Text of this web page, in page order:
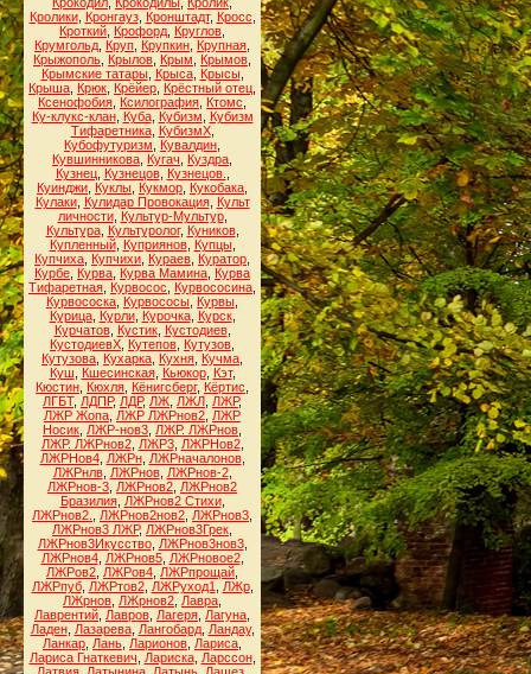
Кролики, Кронгауз, Кронштадт, Кросс
Кроткий Крофорд Круглов
Крумгольд Круп Крупкин Крупная
Крыжополь Крылов Крым Крымов
Крымские татары, Крыса, Крысы,
Крыша Крюк Крёйер Крёстный отец
Ксенофобия Ксилография Ктомс
Ку-клукс-клан, Куба, Кубизм
Кубизм
Тифаретника, КубизмХ,
Кубофутуризм
Кувалдин
Кувшинникова Кугач Куздра
Кузнец, Кузнецов, Кузнецов.
Куинджи Куклы Кукмор Кукобака
Кулаки, Кулидар Провокация, Культ
личности, Культур-Мультур,
Культура, Культуролог, Куников,
Купленный, Куприянов, Купцы,
Купчиха Купчихи Кураев Куратор
Курбе Курва Курва Мамина Курва
Тифаретная Курвосос Курвососина
Курвососка Курвососы Курвы
Курица, Курли, Курочка, Курск,
Курчатов, Кустик, Кустодиев,
КустодиевХ Кутепов Кутузов
Кутузова Кухарка Кухня Кучма
Куш
Кшесинская, Кьюкор, Кэт,
Кюстин Кюхля Кёнигсберг, Кёртис
ЛГБТ, ЛДПР, ЛДР, ЛЖ ЛЖЛ ЛЖР,
ЛЖР Жопа ЛЖР ЛЖРнов2 ЛЖР
Носик ЛЖР-нов3 ЛЖР. ЛЖРнов
ЛЖР. ЛЖРнов2, ЛЖР3, ЛЖРНов2,
ЛЖРНов4, ЛЖРн, ЛЖРначалонов,
ЛЖРнлв, ЛЖРнов, ЛЖРнов-2,
ЛЖРнов-3 ЛЖРнов2 ЛЖРнов2
Бразилия, ЛЖРнов2 Стихи,
ЛЖРнов2.
ЛЖРнов2нов2 ЛЖРнов3
ЛЖРнов3 ЛЖР, ЛЖРнов3Грек
ЛЖРнов3Икусство, ЛЖРнов3нов3,
ЛЖРнов4, ЛЖРнов5, ЛЖРновое2,
ЛЖРов2 ЛЖРов4 ЛЖРпрощай
ЛЖРпуб, ЛЖРтов2, ЛЖРуход1 ЛЖр,
ЛЖрнов ЛЖрнов2 Лавра
Лаврентий Лавров Лагеря Лагуна
Ладен, Лазарева, Лангобард, Ландау,
Ланкар Лань Ларионов Лариса
Лариса Гнаткевич
Лариска, Ларссон,